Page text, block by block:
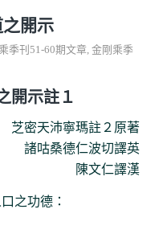
開示
季刊51-60期文章, 金剛乘季
開示註１
芝密天沛寧瑪註２原著
諸咕桑德仁波切譯英
陳文仁譯漢
之功德：